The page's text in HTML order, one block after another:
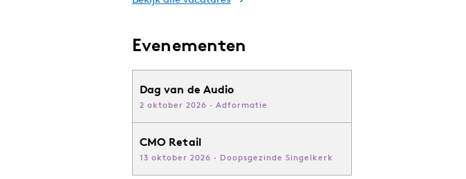
Evenementen
Dag van de Audio
2 oktober 2026 · Adformatie
CMO Retail
13 oktober 2026 · Doopsgezinde Singelkerk